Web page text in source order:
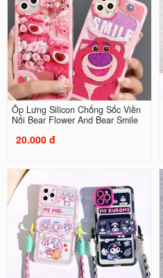
Ốp Lưng Silicon Chống Sốc Viền
Nổi Bear Flower And Bear Smile
20.000 đ